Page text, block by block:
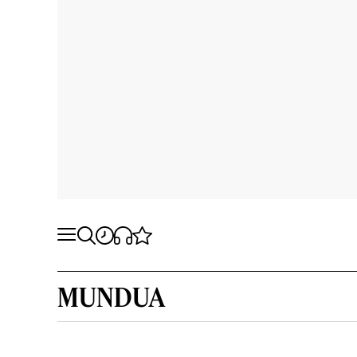
MUNDUA